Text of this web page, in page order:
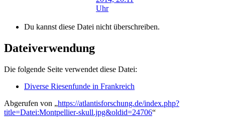
Du kannst diese Datei nicht überschreiben.
Dateiverwendung
Die folgende Seite verwendet diese Datei:
Diverse Riesenfunde in Frankreich
Abgerufen von „https://atlantisforschung.de/index.php?
title=Datei:Montpellier-skull.jpg&oldid=24706“